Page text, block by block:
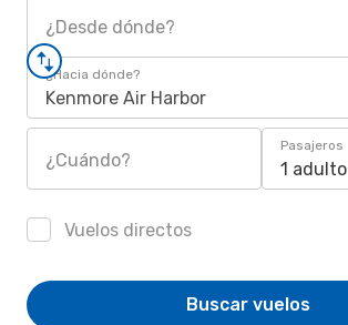
¿Desde dónde?
¿Hacia dónde?
Kenmore Air Harbor
¿Cuándo?
Pasajeros
1 adulto
Vuelos directos
Buscar vuelos